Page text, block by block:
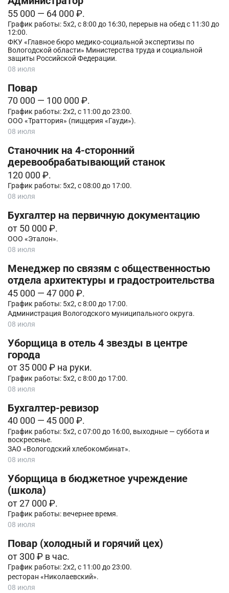
55 000 — 64 000 ₽.
График работы: 5х2, с 8:00 до 16:30, перерыв на обед с 11:30 до
12:00.
ФКУ «Главное бюро медико-социальной экспертизы по
Вологодской области» Министерства труда и социальной
защиты Российской Федерации.
08 июля
Повар
70 000 — 100 000 ₽.
График работы: 2х2, с 11:00 до 23:00.
ООО «Траттория» (пиццерия «Гауди»).
08 июля
Станочник на 4-сторонний
деревообрабатывающий станок
120 000 ₽.
График работы: 5х2, с 08:00 до 17:00.
08 июля
Бухгалтер на первичную документацию
от 50 000 ₽.
ООО «Эталон».
08 июля
Менеджер по связям с общественностью
отдела архитектуры и градостроительства
45 000 — 47 000 ₽.
График работы: 5х2, с 8:00 до 17:00.
Администрация Вологодского муниципального округа.
08 июля
Уборщица в отель 4 звезды в центре
города
от 35 000 ₽ на руки.
График работы: 5х2, с 8:00 до 17:00.
08 июля
Бухгалтер-ревизор
40 000 — 45 000 ₽.
График работы: 5х2, с 07:00 до 16:00, выходные — суббота и
воскресенье.
ЗАО «Вологодский хлебокомбинат».
08 июля
Уборщица в бюджетное учреждение
(школа)
от 27 000 ₽.
График работы: вечернее время.
08 июля
Повар (холодный и горячий цех)
от 300 ₽ в час.
График работы: 2х2, с 11:00 до 23:00.
ресторан «Николаевский».
08 июля